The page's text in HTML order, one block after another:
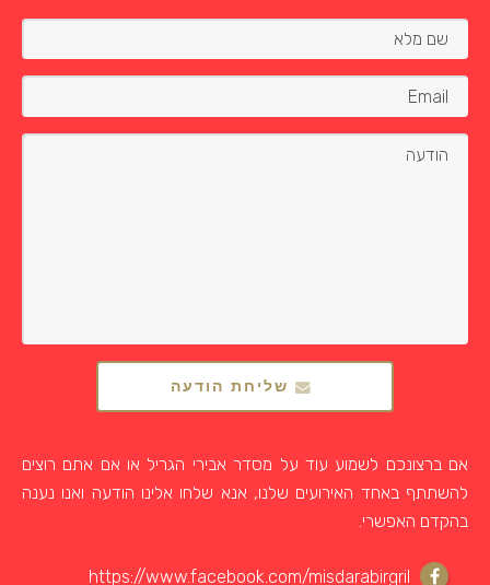
שליחת הודעה
אם ברצונכם לשמוע עוד על מסדר אבירי הגריל או אם אתם רוצים
להשתתף באחד האירועים שלנו, אנא שלחו אלינו הודעה ואנו נענה
בהקדם האפשרי.
https://www.facebook.com/misdarabirgril